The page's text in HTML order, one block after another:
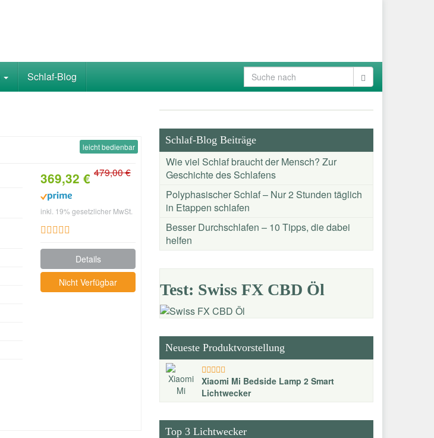
Schlaf-Blog
leicht bedienbar
369,32 € 479,00 €
inkl. 19% gesetzlicher MwSt.
Details
Nicht Verfügbar
Schlaf-Blog Beiträge
Wie viel Schlaf braucht der Mensch? Zur
Geschichte des Schlafens
Polyphasischer Schlaf – Nur 2 Stunden täglich
in Etappen schlafen
Besser Durchschlafen – 10 Tipps, die dabei
helfen
Test: Swiss FX CBD Öl
Neueste Produktvorstellung
Xiaomi Mi Bedside Lamp 2 Smart
Lichtwecker
Top 3 Lichtwecker